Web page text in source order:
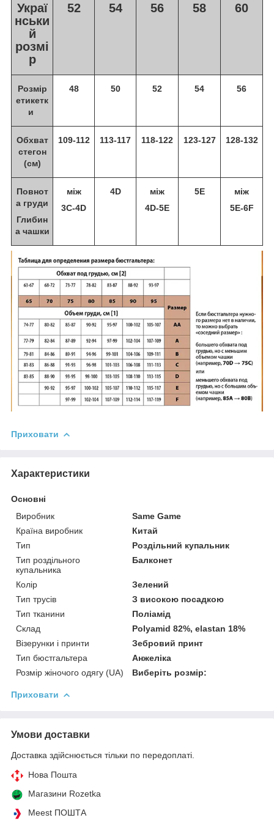
Украї
нськи
й
розмі
р
52 54 56 58 60
Розмір
етикетк
и
48 50 52 54 56
Обхват
стегон
(см)
109-112 113-117 118-122 123-127 128-132
Повнот
а груди
Глибин
а чашки
між
3C-4D
4D
між
4D-5E
5E
між
5E-6F
Приховати
Характеристики
Основні
Виробник
Same Game
Країна виробник
Китай
Тип
Роздільний купальник
Тип роздільного
купальника
Балконет
Колір
Зелений
Тип трусів
З високою посадкою
Тип тканини
Поліамід
Склад
Polyamid 82%, elastan 18%
Візерунки і принти
Зебровий принт
Тип бюстгальтера
Анжеліка
Розмір жіночого одягу (UA)
Виберіть розмір:
Приховати
Умови доставки
Доставка здійснюється тільки по передоплаті.
Нова Пошта
Магазини Rozetka
Meest ПОШТА